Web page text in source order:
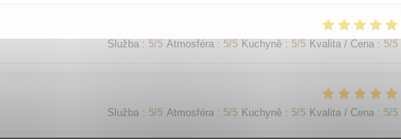
Služba : 5/5 Atmosféra : 5/5 Kuchyně : 5/5 Kvalita / Cena : 5/5
Služba : 5/5 Atmosféra : 5/5 Kuchyně : 5/5 Kvalita / Cena : 5/5